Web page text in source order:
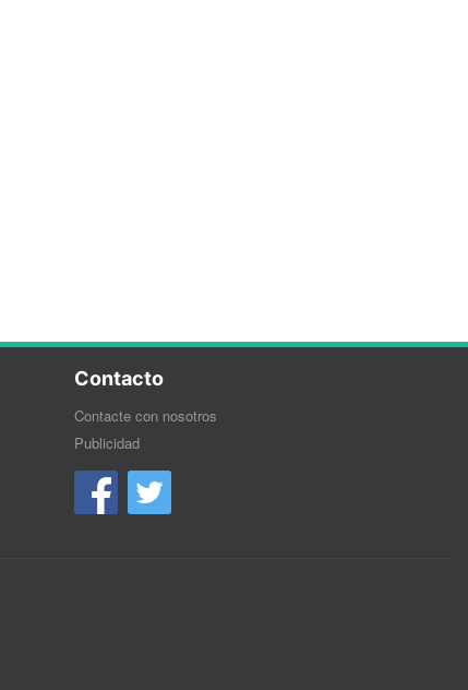
Contacto
Contacte con nosotros
Publicidad